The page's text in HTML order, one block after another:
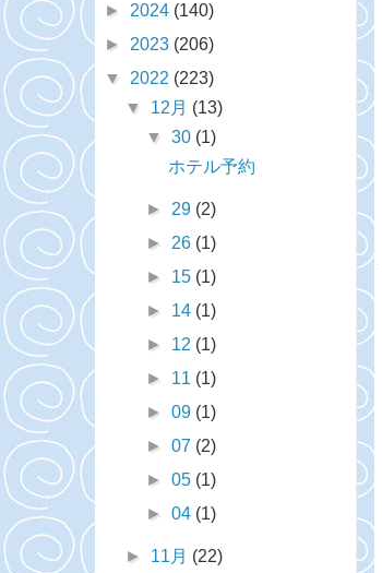
► 2024 (140)
► 2023 (206)
▼ 2022 (223)
▼ 12月 (13)
▼30 (1)
ホテル予約
► 29 (2)
► 26 (1)
► 15 (1)
► 14 (1)
► 12 (1)
► 11 (1)
►09 (1)
►07 (2)
►05 (1)
►04 (1)
► 11月 (22)